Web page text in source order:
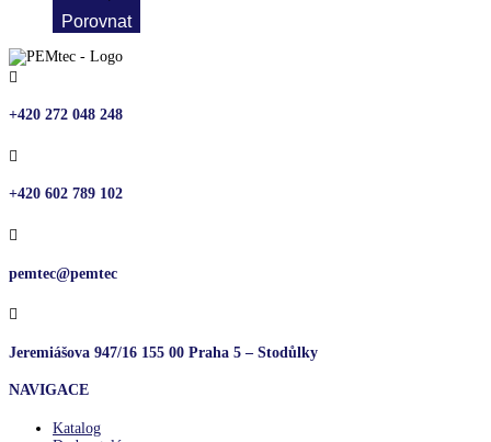
Porovnat

+420 272 048 248

+420 602 789 102

pemtec@pemtec

Jeremiášova 947/16 155 00 Praha 5 – Stodůlky
NAVIGACE
Katalog